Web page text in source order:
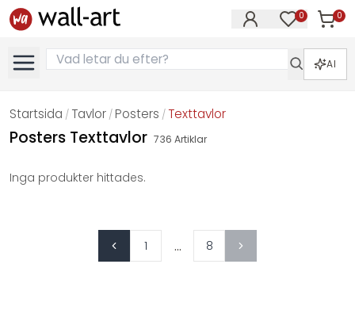
0 0
AI
Startsida / Tavlor / Posters /Texttavlor
Posters Texttavlor 736 Artiklar
Inga produkter hittades.
1 ... 8